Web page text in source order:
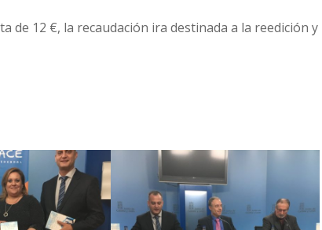
de 12 €, la recaudación ira destinada a la reedición y